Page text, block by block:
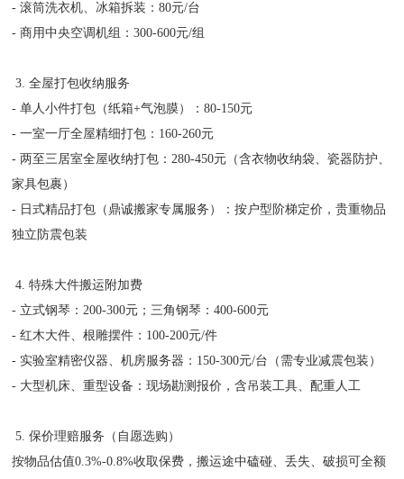
- 滚筒洗衣机、冰箱拆装：80元/台
- 商用中央空调机组：300-600元/组
3. 全屋打包收纳服务
- 单人小件打包（纸箱+气泡膜）：80-150元
- 一室一厅全屋精细打包：160-260元
- 两至三居室全屋收纳打包：280-450元（含衣物收纳袋、瓷器防护、
家具包裹）
- 日式精品打包（鼎诚搬家专属服务）：按户型阶梯定价，贵重物品
独立防震包装
4. 特殊大件搬运附加费
- 立式钢琴：200-300元；三角钢琴：400-600元
- 红木大件、根雕摆件：100-200元/件
- 实验室精密仪器、机房服务器：150-300元/台（需专业减震包装）
- 大型机床、重型设备：现场勘测报价，含吊装工具、配重人工
5. 保价理赔服务（自愿选购）
按物品估值0.3%-0.8%收取保费，搬运途中磕碰、丢失、破损可全额